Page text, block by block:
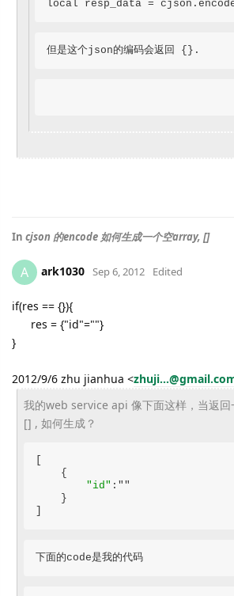
local resp_data =
但是这个json的编码会返回 {}.
In cjson 的encode 如何生成一个空array, []
A ark1030 Sep 6, 2012 Edited
if(res == {}){
res = {"id"=""}
}
2012/9/6 zhu jianhua <
我的web service api 像下面这样，当返回
[] , 如何生成？
    {
"id" :""
    }
下面的code是我的代码